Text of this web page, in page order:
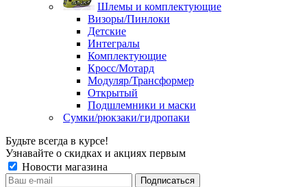
Шлемы и комплектующие
Визоры/Пинлоки
Детские
Интегралы
Комплектующие
Кросс/Мотард
Модуляр/Трансформер
Открытый
Подшлемники и маски
Сумки/рюкзаки/гидропаки
Будьте всегда в курсе!
Узнавайте о скидках и акциях первым
Новости магазина